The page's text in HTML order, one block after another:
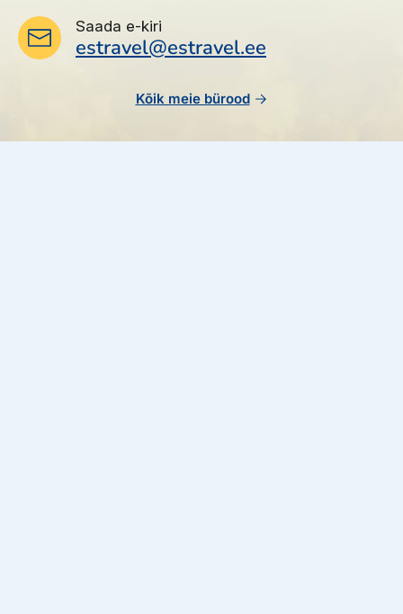
Saada e-kiri
estravel@estravel.ee
Kõik meie bürood
Reisikonsultandid
Tule tööle!
Küpsiste info